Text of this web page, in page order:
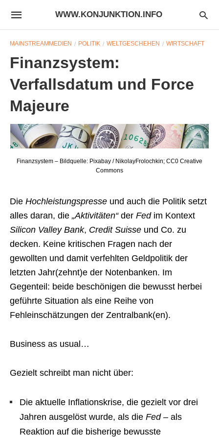
WWW.KONJUNKTION.INFO
MAINSTREAMMEDIEN POLITIK WELTGESCHEHEN WIRTSCHAFT
Finanzsystem:
Verfallsdatum und Force
Majeure
Finanzsystem – Bildquelle: Pixabay / NikolayFrolochkin; CC0 Creative
Commons
Die Hochleistungspresse und auch die Politik setzt
alles daran, die „Aktivitäten“der Fedim Kontext
Silicon Valley Bank, Credit Suisse und Co. zu
decken. Keine kritischen Fragen nach der
gewollten und damit verfehlten Geldpolitik der
letzten Jahr(zehnt)e der Notenbanken. Im
Gegenteil: beide beschönigen die bewusst herbei
geführte Situation als eine Reihe von
Fehleinschätzungen der Zentralbank(en).
Business as usual…
Gezielt schreibt man nicht über:
Die aktuelle Inflationskrise, die gezielt vor drei
Jahren ausgelöst wurde, als die Fed– als
Reaktion auf die bisherige bewusste